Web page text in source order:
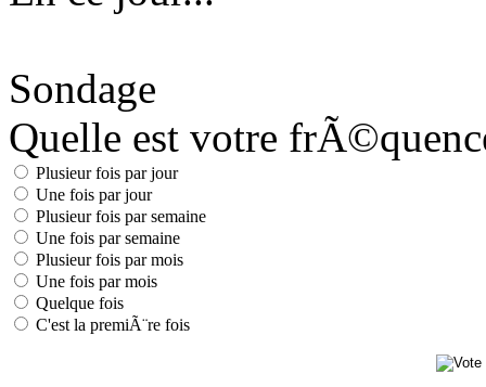
Sondage
Quelle est votre
Plusieur fois par jour
Une fois par jour
Plusieur fois par semaine
Une fois par semaine
Plusieur fois par mois
Une fois par mois
Quelque fois
C'est la premiÃ¨re fois